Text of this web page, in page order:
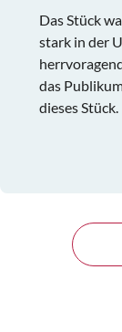
Das Stück
stark in der
das
dieses Stück.